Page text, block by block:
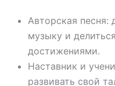
Авторская песня:
музыку и
достижениями.
Наставник и
развивать свой